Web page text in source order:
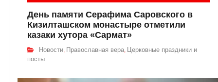
День памяти Серафима Саровского в
Кизилташском монастыре отметили
казаки хутора «Сармат»
Новости, Православная вера, Церковные праздники и
посты